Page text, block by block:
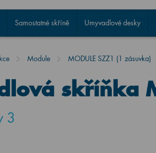
Samostatné skříně Umyvadlové desky
Module MODULE SZZ1 (1 zásuvka)
skříňka
3